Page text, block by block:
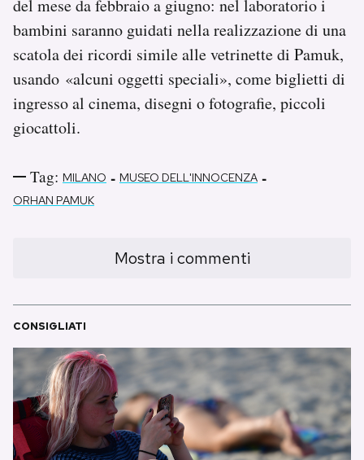
del mese da febbraio a giugno: nel laboratorio i
bambini saranno guidati nella realizzazione di una
scatola dei ricordi simile alle vetrinette di Pamuk,
usando «alcuni oggetti speciali», come biglietti di
ingresso al cinema, disegni o fotografie, piccoli
giocattoli.
Tag: MILANO - MUSEO DELL'INNOCENZA -
ORHAN PAMUK
Mostra i commenti
CONSIGLIATI